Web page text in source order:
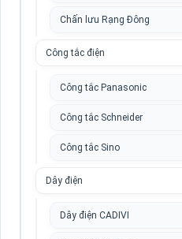
Chấn lưu Rạng Đông
Công tắc điện
Công tắc Panasonic
Công tắc Schneider
Công tắc Sino
Dây điện
Dây điện CADIVI